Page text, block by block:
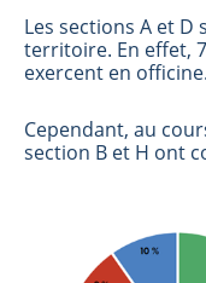
Les sections A et
territoire. En effet,
exercent en officine.
Cependant, au
section B et H ont